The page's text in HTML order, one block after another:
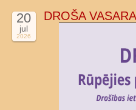
20
jul
2026
DROŠA